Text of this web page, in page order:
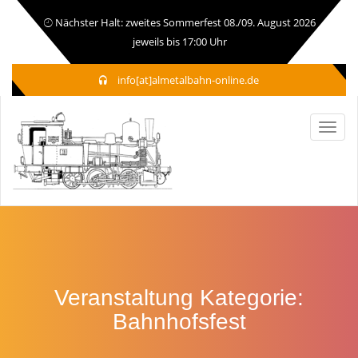
Nächster Halt: zweites Sommerfest 08./09. August 2026
jeweils bis 17:00 Uhr
info[at]almetalbahn-online.de
Veranstaltung Kategorie:
Bahnhofsfest